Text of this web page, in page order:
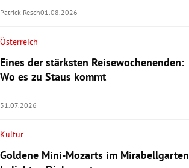
Patrick Resch01.08.2026
Österreich
Eines der stärksten Reisewochenenden:
Wo es zu Staus kommt
31.07.2026
Kultur
Goldene Mini-Mozarts im Mirabellgarten